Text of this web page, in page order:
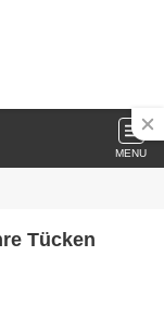
MENU
Tücken